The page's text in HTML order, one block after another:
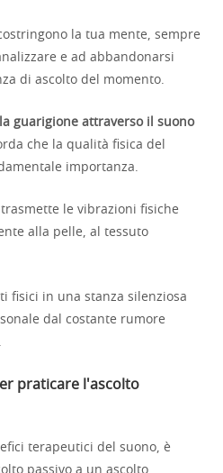
la tua mente, sempre
e ad abbandonarsi
di ascolto del momento.
guarigione attraverso il suono
che la qualità fisica del
importanza.
le vibrazioni fisiche
alla pelle, al tessuto
fisici in una stanza silenziosa
dal costante rumore
praticare l'ascolto
terapeutici del suono, è
passivo a un ascolto